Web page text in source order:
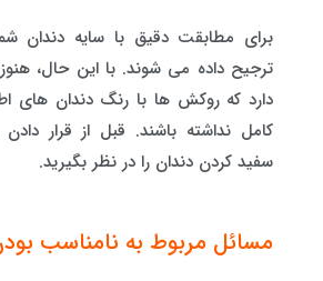
برای مطابقت دقیق با سایه دندان
ترجیح داده می شوند. با این حال،
دارد که روکش ها با رنگ دندان های
کامل نداشته باشند. قبل از قرار
سفید کردن دندان را در نظر بگیرید.
مسائل مربوط به نامناسب